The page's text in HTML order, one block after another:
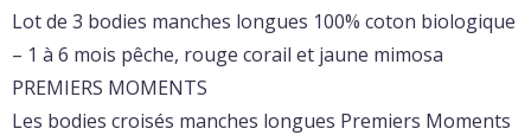
Lot de 3 bodies manches longues 100% coton biologique
– 1 à 6 mois pêche, rouge corail et jaune mimosa
PREMIERS MOMENTS
Les bodies croisés manches longues Premiers Moments